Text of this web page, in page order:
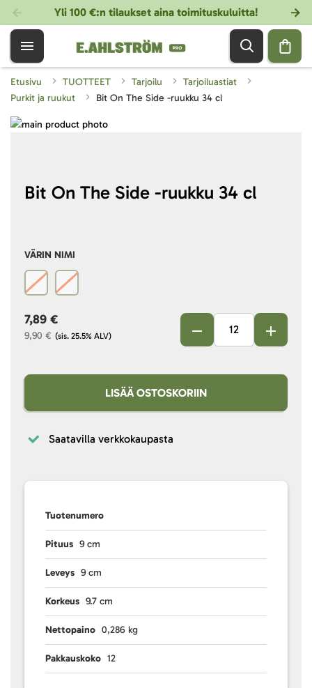
Yli 100 €:n tilaukset aina toimituskuluitta!
Etusivu TUOTTEET Tarjoilu
Tarjoiluastiat
Purkit ja ruukut
Bit On The Side -ruukku 34 cl
Bit On The Side -ruukku 34 cl
VÄRIN NIMI
(sis. 25.5% ALV)
9,90 €
7,89 €
LISÄÄ OSTOSKORIIN
Saatavilla verkkokaupasta
Tuotenumero
Pituus 9 cm
Leveys 9 cm
Korkeus 9.7 cm
Nettopaino 0,286 kg
Pakkauskoko 12
Skip
beginning
gallery